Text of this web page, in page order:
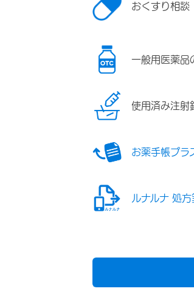
おくすり相談
一般用医薬品
使用済み注射
お薬手帳プラ
ルナルナ 処